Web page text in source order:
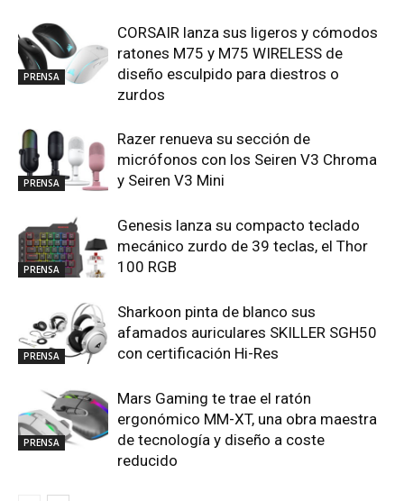
PRENSA
CORSAIR lanza sus ligeros y cómodos
ratones M75 y M75 WIRELESS de
diseño esculpido para diestros o
zurdos
PRENSA
Razer renueva su sección de
micrófonos con los Seiren V3 Chroma
y Seiren V3 Mini
PRENSA
Genesis lanza su compacto teclado
mecánico zurdo de 39 teclas, el Thor
100 RGB
PRENSA
Sharkoon pinta de blanco sus
afamados auriculares SKILLER SGH50
con certificación Hi-Res
PRENSA
Mars Gaming te trae el ratón
ergonómico MM-XT, una obra maestra
de tecnología y diseño a coste
reducido